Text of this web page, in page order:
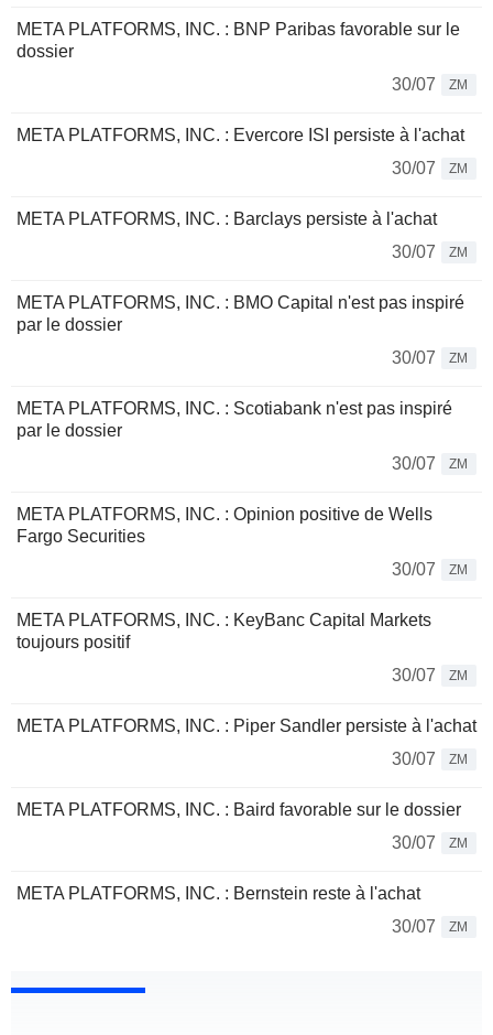
META PLATFORMS, INC. : BNP Paribas favorable sur le
dossier
30/07
ZM
META PLATFORMS, INC. : Evercore ISI persiste à l'achat
30/07
ZM
META PLATFORMS, INC. : Barclays persiste à l'achat
30/07
ZM
META PLATFORMS, INC. : BMO Capital n'est pas inspiré
par le dossier
30/07
ZM
META PLATFORMS, INC. : Scotiabank n'est pas inspiré
par le dossier
30/07
ZM
META PLATFORMS, INC. : Opinion positive de Wells
Fargo Securities
30/07
ZM
META PLATFORMS, INC. : KeyBanc Capital Markets
toujours positif
30/07
ZM
META PLATFORMS, INC. : Piper Sandler persiste à l'achat
30/07
ZM
META PLATFORMS, INC. : Baird favorable sur le dossier
30/07
ZM
META PLATFORMS, INC. : Bernstein reste à l'achat
30/07
ZM